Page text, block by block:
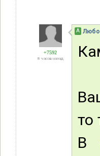
+7592
8 часов назад
А
то
В